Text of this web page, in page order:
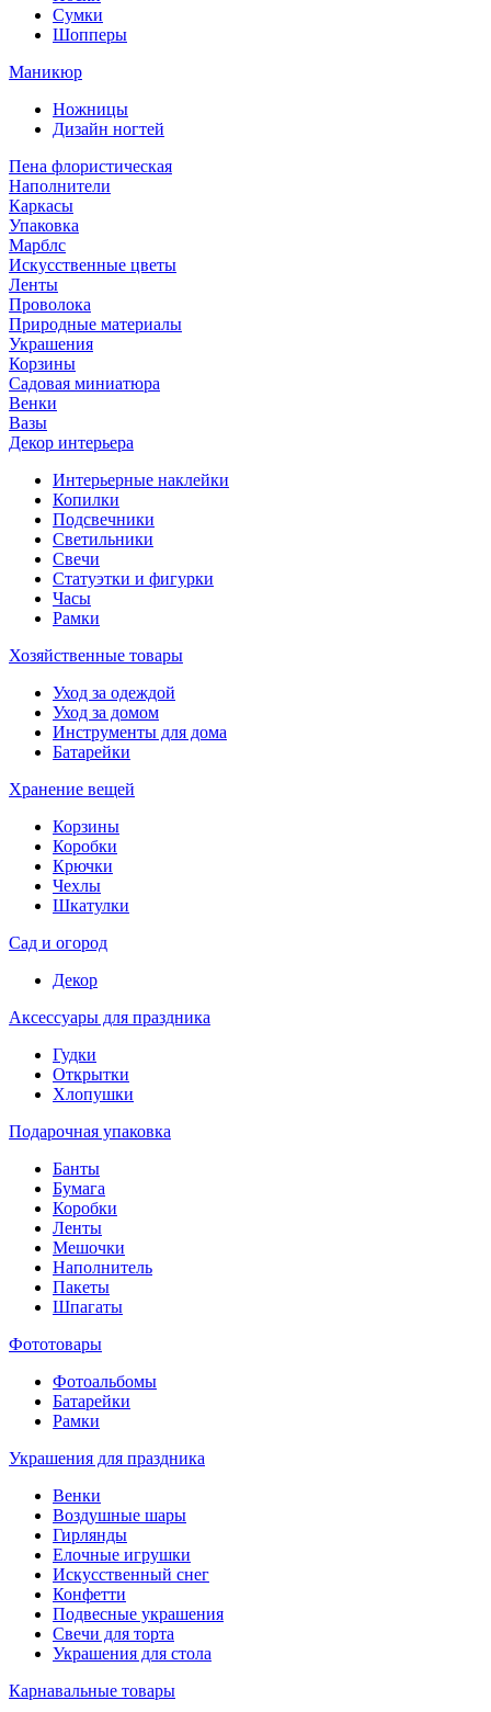
Сумки
Шопперы
Маникюр
Ножницы
Дизайн ногтей
Пена флористическая
Наполнители
Каркасы
Упаковка
Марблс
Искусственные цветы
Ленты
Проволока
Природные материалы
Украшения
Корзины
Садовая миниатюра
Венки
Вазы
Декор интерьера
Интерьерные наклейки
Копилки
Подсвечники
Светильники
Свечи
Статуэтки и фигурки
Часы
Рамки
Хозяйственные товары
Уход за одеждой
Уход за домом
Инструменты для дома
Батарейки
Хранение вещей
Корзины
Коробки
Крючки
Чехлы
Шкатулки
Сад и огород
Декор
Аксессуары для праздника
Гудки
Открытки
Хлопушки
Подарочная упаковка
Банты
Бумага
Коробки
Ленты
Мешочки
Наполнитель
Пакеты
Шпагаты
Фототовары
Фотоальбомы
Батарейки
Рамки
Украшения для праздника
Венки
Воздушные шары
Гирлянды
Елочные игрушки
Искусственный снег
Конфетти
Подвесные украшения
Свечи для торта
Украшения для стола
Карнавальные товары